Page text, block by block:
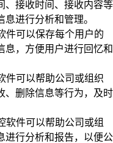
、接收时间、接收内容等
进行分析和管理。
件可以保存每个用户的
息，方便用户进行回忆和
件可以帮助公司或组织
、删除信息等行为，及时
软件可以帮助公司或组
进行分析和报告，以便公